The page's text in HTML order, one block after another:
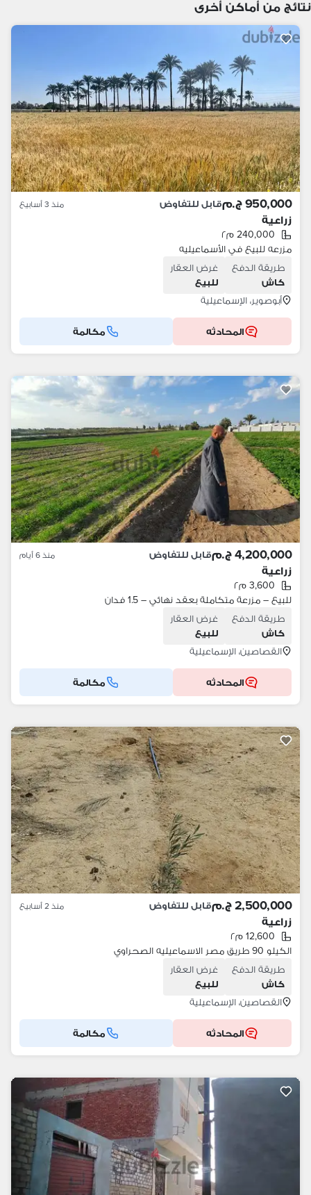
نتائج من أماكن أخرى
950,000 ج.م قابل للتفاوض منذ 3 أسابيع
زراعية
240,000 م٢
مزرعه للبيع في الأسماعيليه
طريقة الدفع
كاش
غرض العقار
للبيع
أبوصوير، الإسماعيلية
المحادثه مكالمة
4,200,000 ج.م قابل للتفاوض منذ 6 أيام
زراعية
3,600 م٢
للبيع – مزرعة متكاملة بعقد نهائي – 1.5 فدان
طريقة الدفع
كاش
غرض العقار
للبيع
القصاصين، الإسماعيلية
المحادثه مكالمة
2,500,000 ج.م قابل للتفاوض منذ 2 أسابيع
زراعية
12,600 م٢
الكيلو 90 طريق مصر الاسماعيليه الصحراوي
طريقة الدفع
كاش
غرض العقار
للبيع
القصاصين، الإسماعيلية
المحادثه مكالمة